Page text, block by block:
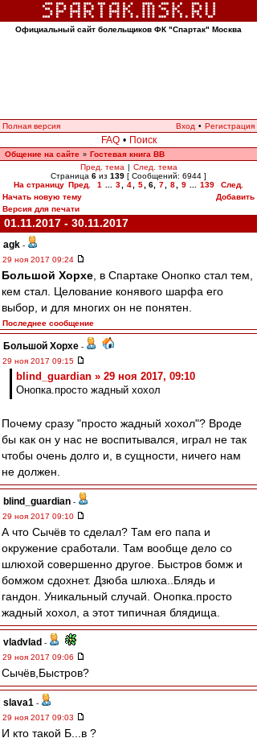
Официальный сайт болельщиков ФК "Спартак" Москва
Полная версия Вход • Регистрация
FAQ • Поиск
Общение на сайте » Гостевая книга ВВ
Пред. тема | След. тема
Страница 6 из 139 [ Сообщений: 6944 ]
На страницу Пред. 1 3 4 5 6 7 8 9 139
След.
Начать новую тему
Добавить
Версия для печати
01.11.2017 - 30.11.2017
agk -
29 ноя 2017 09:24
Большой Хорхе , в Спартаке Онопко стал тем,
кем стал. Целование конявого шарфа его
выбор, и для многих он не понятен.
Последнее сообщение
Большой Хорхе -
29 ноя 2017 09:15
blind_guardian » 29 ноя 2017, 09:10
Онопка.просто жадный хохол
Почему сразу "просто жадный хохол"? Вроде
бы как он у нас не воспитывался, играл не так
чтобы очень долго и, в сущности, ничего нам
не должен.
blind_guardian -
29 ноя 2017 09:10
А что Сычёв то сделал? Там его папа и
окружение сработали. Там вообще дело со
шлюхой совершенно другое. Быстров бомж и
бомжом сдохнет. Дзюба шлюха..Блядь и
гандон. Уникальный случай. Онопка.просто
жадный хохол, а этот типичная блядища.
vladvlad -
29 ноя 2017 09:06
Сычёв,Быстров?
slava1 -
29 ноя 2017 09:03
И кто такой Б...в ?